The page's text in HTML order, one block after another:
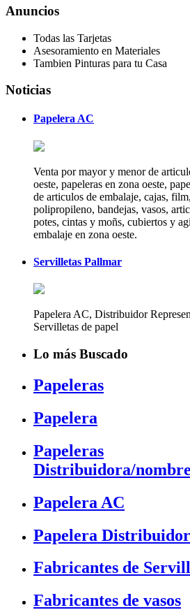
Anuncios
Todas las Tarjetas
Asesoramiento en Materiales
Tambien Pinturas para tu Casa
Noticias
Papelera AC
Venta por mayor y menor de
oeste, papeleras en zona oeste,
de articulos de embalaje, cajas,
polipropileno, bandejas, vasos,
potes, cintas y moñs, cubiertos y
embalaje en zona oeste.
Servilletas Pallmar
Papelera AC, Distribuidor
Servilletas de papel
Lo más Buscado
Papeleras
Papelera
Papeleras
Distribuidora/
Papelera AC
Papelera Distribuidor
Fabricantes de
Fabricantes de vasos